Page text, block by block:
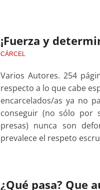
¡Fuerza y
CÁRCEL
Varios Autores. 254
respecto a lo que cabe
encarcelados/as ya no
conseguir (no sólo por
presas) nunca son
prevalece el respeto
¿Qué pasa? Que